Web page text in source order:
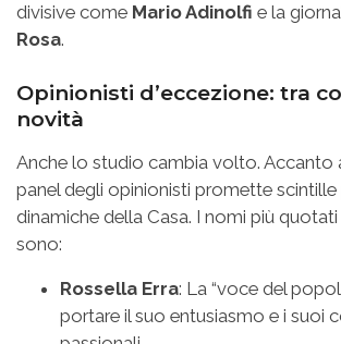
divisive come Mario Adinolfi e la
Rosa.
Opinionisti d’eccezione: tra
novità
Anche lo studio cambia volto. Accanto
panel degli opinionisti promette scintille
dinamiche della Casa. I nomi più
sono:
Rossella Erra: La “voce del
portare il suo entusiasmo e i suoi